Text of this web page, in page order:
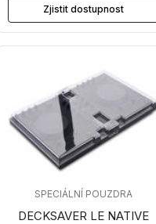
Zjistit dostupnost
DECKSAVER LE NATIVE
SPECIÁLNÍ POUZDRA